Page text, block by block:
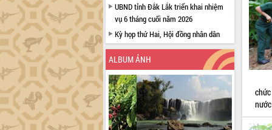
UBND tỉnh Đắk Lắk triển khai nhiệm
vụ 6 tháng cuối năm 2026
Kỳ họp thứ Hai, Hội đồng nhân dân
tỉnh khóa XI quyết nghị nhiều nội dung
quan trọng
Bí thư Tỉnh ủy Lương Nguyễn Minh
Triết thăm, tặng quà người có công với
cách mạng
Rà soát, hoàn thiện hệ thống thiết chế
văn hóa, thể thao đáp ứng yêu cầu
ALBUM ẢNH